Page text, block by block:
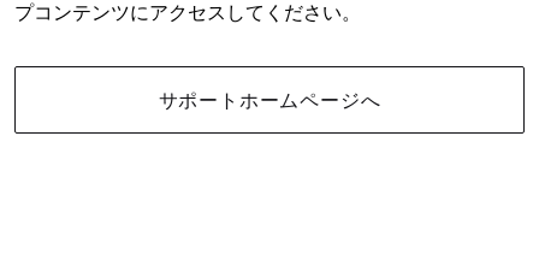
プコンテンツにアクセスしてください。
サポートホームページへ